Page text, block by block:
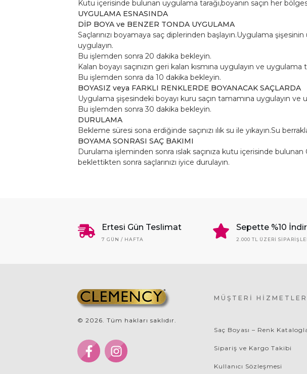
Kutu içerisinde bulunan uygulama tarağı,boyanın saçın her
UYGULAMA ESNASINDA
DİP BOYA ve BENZER TONDA UYGULAMA
Saçlarınızı boyamaya saç diplerinden başlayın.Uygulama
uygulayın.
Bu işlemden sonra 20 dakika bekleyin.
Kalan boyayı saçınızın geri kalan kısmına uygulayın ve
Bu işlemden sonra da 10 dakika bekleyin.
BOYASIZ veya FARKLI RENKLERDE BOYANACAK SAÇLARDA
Uygulama şişesindeki boyayı kuru saçın tamamına uygulayın ve
Bu işlemden sonra 30 dakika bekleyin.
DURULAMA
Bekleme süresi sona erdiğinde saçınızı ılık su ile yıkayın.Su
BOYAMA SONRASI SAÇ BAKIMI
Durulama işleminden sonra ıslak saçınıza kutu içerisinde
beklettikten sonra saçlarınızı iyice durulayın.
Ertesi Gün Teslimat
7 GÜN / HAFTA
Sepette %10
2.000 TL ÜZERI
© 2026. Tüm hakları saklıdır.
MÜŞTERI
Saç Boyası – Renk
Sipariş ve Kargo Takibi
Kullanıcı Sözleşmesi